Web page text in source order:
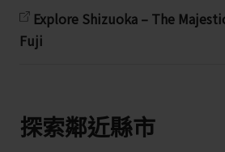
Explore Shizuoka – The
Fuji
探索鄰近縣市